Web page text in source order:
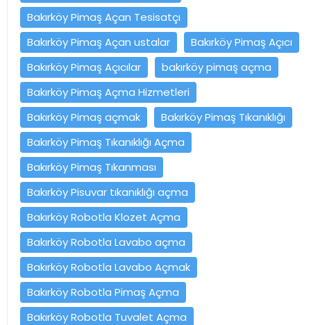
Bakırköy Pimaş Açan Tesisatçı
Bakırköy Pimaş Açan ustalar
Bakırköy Pimaş Açıcı
Bakırköy Pimaş Açıcılar
bakırköy pimaş açma
Bakırköy Pimaş Açma Hizmetleri
Bakırköy Pimaş açmak
Bakırköy Pimaş Tıkanıklığı
Bakırköy Pimaş Tıkanıklığı Açma
Bakırköy Pimaş Tıkanması
Bakırköy Pisuvar tıkanıklığı açma
Bakırköy Robotla Klozet Açma
Bakırköy Robotla Lavabo açma
Bakırköy Robotla Lavabo Açmak
Bakırköy Robotla Pimaş Açma
Bakırköy Robotla Tuvalet Açma